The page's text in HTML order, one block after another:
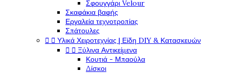
Σφουγγάρι Velour
Σκαφάκια βαφής
Εργαλεία τεχνοτροπίας
Σπάτουλες
  Υλικά Χειροτεχνίας | Είδη DIY & Κατασκευών
  Ξύλινα Αντικείμενα
Κουτιά - Μπαούλα
Δίσκοι